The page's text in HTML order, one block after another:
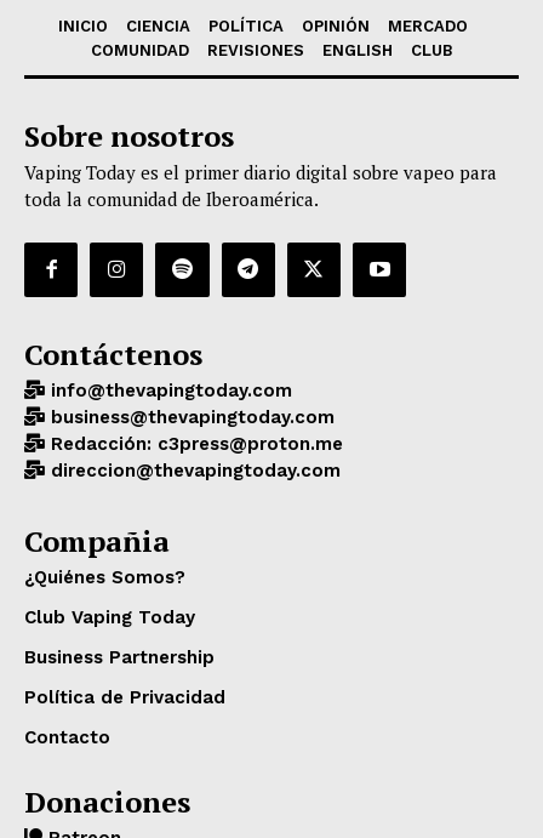
INICIO CIENCIA POLÍTICA OPINIÓN
MERCADO
COMUNIDAD
REVISIONES ENGLISH CLUB
Sobre nosotros
Vaping Today es el primer diario digital sobre vapeo para
toda la comunidad de Iberoamérica.
Contáctenos
info@thevapingtoday.com
business@thevapingtoday.com
Redacción: c3press@proton.me
direccion@thevapingtoday.com
Compañia
¿Quiénes Somos?
Club Vaping Today
Business Partnership
Política de Privacidad
Contacto
Donaciones